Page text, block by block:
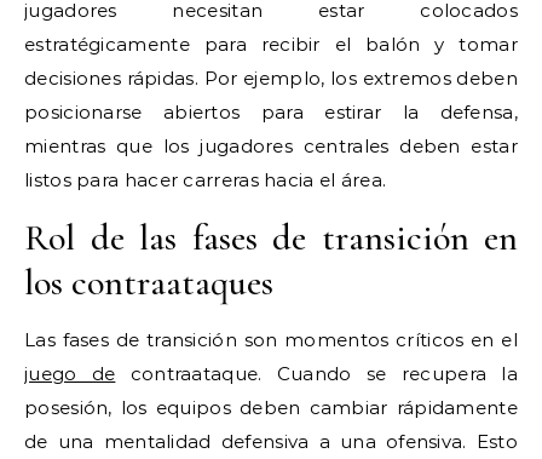
jugadores necesitan estar colocados
estratégicamente para recibir el balón y tomar
decisiones rápidas. Por ejemplo, los extremos deben
posicionarse abiertos para estirar la defensa,
mientras que los jugadores centrales deben estar
listos para hacer carreras hacia el área.
Rol de las fases de transición en
los contraataques
Las fases de transición son momentos críticos en el
juego de contraataque. Cuando se recupera la
posesión, los equipos deben cambiar rápidamente
de una mentalidad defensiva a una ofensiva. Esto